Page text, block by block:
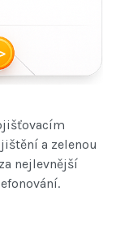
a zelenou
nejlevnější